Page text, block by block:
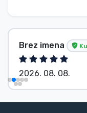
Brez imena
2026. 08. 08.